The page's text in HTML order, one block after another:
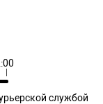
службой